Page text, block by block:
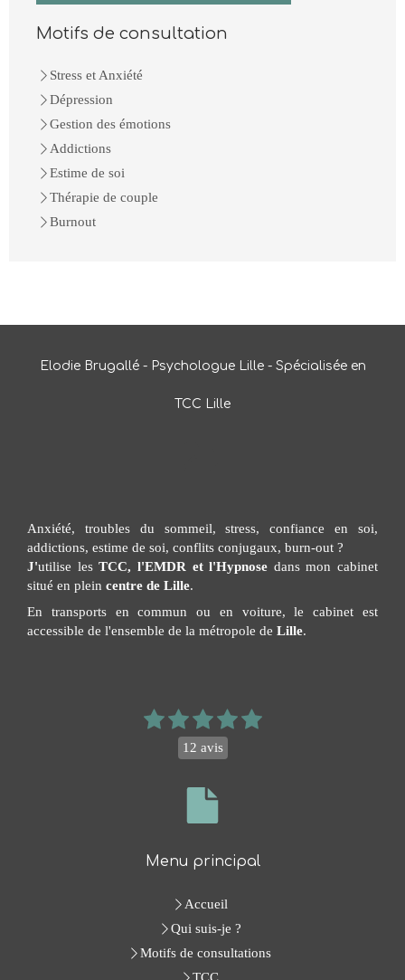
Motifs de consultation
Stress et Anxiété
Dépression
Gestion des émotions
Addictions
Estime de soi
Thérapie de couple
Burnout
Elodie Brugallé - Psychologue Lille - Spécialisée en
TCC Lille
Anxiété, troubles du sommeil, stress, confiance en soi,
addictions, estime de soi, conflits conjugaux, burn-out ?
J'utilise lesTCC, l'EMDR et l'Hypnose dans mon cabinet
situé en plein centre de Lille.
En transports en commun ou en voiture, le cabinet est
accessible de l'ensemble de la métropole de Lille.
12 avis
Menu principal
Accueil
Qui suis-je ?
Motifs de consultations